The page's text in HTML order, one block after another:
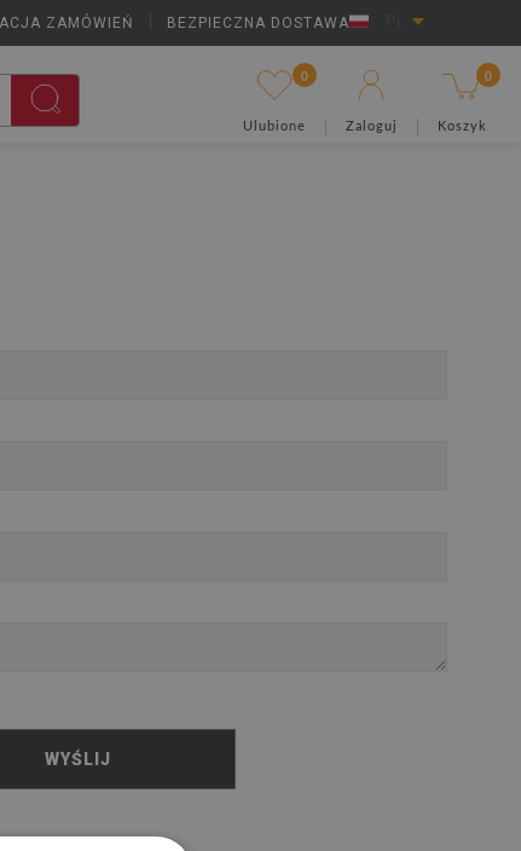
ZAMÓWIEŃ BEZPIECZNA DOSTAWA
0
Ulubione Zaloguj
0
Koszyk
WYŚLIJ